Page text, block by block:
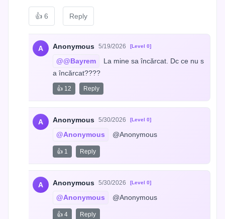
👍 6 Reply
A Anonymous 5/19/2026 [Level 0]
@@Bayrem
La mine sa încărcat. Dc ce nu s
a încărcat????
👍 12 Reply
A Anonymous 5/30/2026 [Level 0]
@Anonymous @Anonymous
👍 1 Reply
A Anonymous 5/30/2026 [Level 0]
@Anonymous @Anonymous
👍 4 Reply